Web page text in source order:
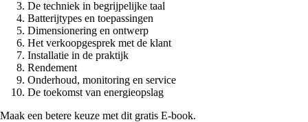
De techniek in begrijpelijke taal
Batterijtypes en toepassingen
Dimensionering en ontwerp
Het verkoopgesprek met de klant
Installatie in de praktijk
Rendement
Onderhoud, monitoring en service
De toekomst van energieopslag
Maak een betere keuze met dit gratis E-book.